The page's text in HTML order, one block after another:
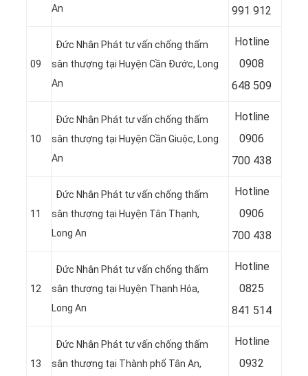
An
991 912
09
Đức Nhân Phát tư vấn chống thấm
sân thượng tại Huyện Cần Đước, Long
An
Hotline
0908
648 509
10
Đức Nhân Phát tư vấn chống thấm
sân thượng tại Huyện Cần Giuộc, Long
An
Hotline
0906
700 438
11
Đức Nhân Phát tư vấn chống thấm
sân thượng tại Huyện Tân Thạnh,
Long An
Hotline
0906
700 438
12
Đức Nhân Phát tư vấn chống thấm
sân thượng tại Huyện Thạnh Hóa,
Long An
Hotline
0825
841 514
13
Đức Nhân Phát tư vấn chống thấm
sân thượng tại Thành phố Tân An,
Hotline
0932